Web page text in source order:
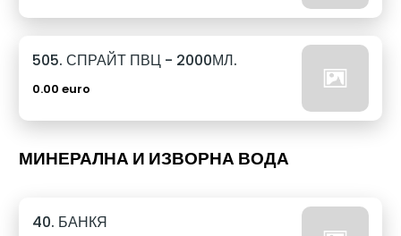
505. СПРАЙТ ПВЦ - 2000МЛ.
0.00 euro
МИНЕРАЛНА И ИЗВОРНА ВОДА
40. БАНКЯ